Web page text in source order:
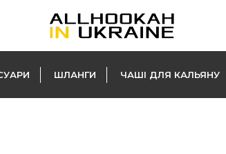
ШЛАНГИ ЧАШІ ДЛЯ КАЛЬЯНУ